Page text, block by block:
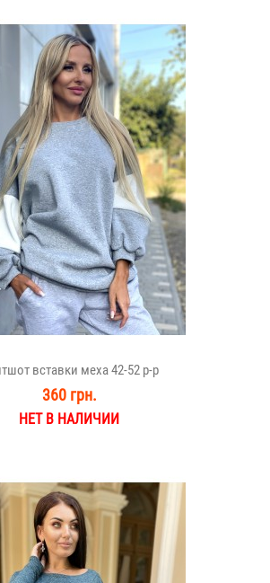
вставки меха 42-52 р-р
360 грн.
НЕТ В НАЛИЧИИ